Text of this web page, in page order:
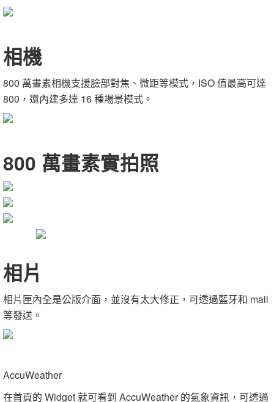
相機
800 萬畫素相機支援臉部對焦、微距等模式，ISO 值最高可達
800，還內建多達 16 種場景模式。
800 萬畫素實拍照
相片
相片匣內全是公版介面，並沒有太大修正，可透過藍牙和 mail
等發送。
AccuWeather
在首頁的 Widget 就可看到 AccuWeather 的氣象資訊，可透過